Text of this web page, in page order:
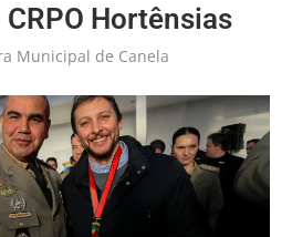
Hortênsias
Municipal de Canela